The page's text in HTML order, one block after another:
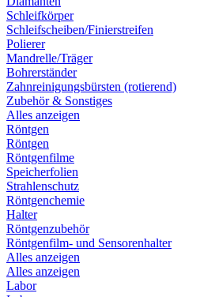
Schleifkörper
Schleifscheiben/Finierstreifen
Polierer
Mandrelle/Träger
Bohrerständer
Zahnreinigungsbürsten (rotierend)
Zubehör & Sonstiges
Alles anzeigen
Röntgen
Röntgen
Röntgenfilme
Speicherfolien
Strahlenschutz
Röntgenchemie
Halter
Röntgenzubehör
Röntgenfilm- und Sensorenhalter
Alles anzeigen
Alles anzeigen
Labor